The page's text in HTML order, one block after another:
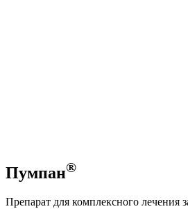
Пумпан®
Препарат для комплексного лечения